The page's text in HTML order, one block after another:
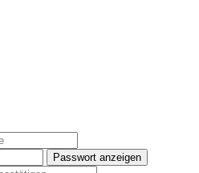
Passwort anzeigen